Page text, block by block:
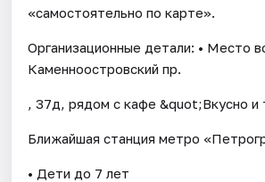
«самостоятельно по карте».
Организационные детали: • Место
Каменноостровский пр.
, 37д, рядом с кафе &quot;Вкусно и
Ближайшая станция метро
• Дети до 7 лет